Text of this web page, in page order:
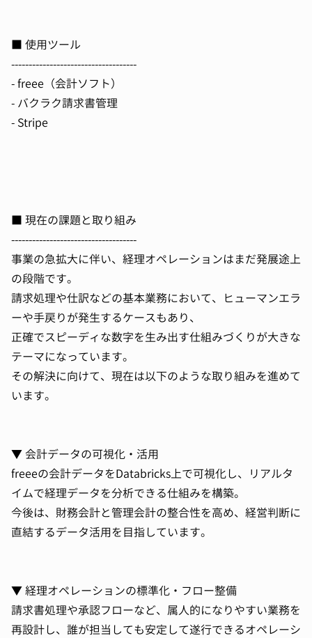
■ 使用ツール
------------------------------------
- freee（会計ソフト）
- バクラク請求書管理
- Stripe
■ 現在の課題と取り組み
------------------------------------
事業の急拡大に伴い、経理オペレーションはまだ発展途上
の段階です。
請求処理や仕訳などの基本業務において、ヒューマンエラ
ーや手戻りが発生するケースもあり、
正確でスピーディな数字を生み出す仕組みづくりが大きな
テーマになっています。
その解決に向けて、現在は以下のような取り組みを進めて
います。
▼ 会計データの可視化・活用
freeeの会計データをDatabricks上で可視化し、リアルタ
イムで経理データを分析できる仕組みを構築。
今後は、財務会計と管理会計の整合性を高め、経営判断に
直結するデータ活用を目指しています。
▼ 経理オペレーションの標準化・フロー整備
請求書処理や承認フローなど、属人的になりやすい業務を
再設計し、誰が担当しても安定して遂行できるオペレーシ